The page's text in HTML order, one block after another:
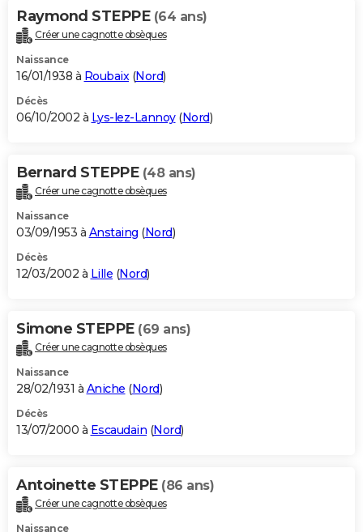
Raymond STEPPE (64 ans)
Créer une cagnotte obsèques
Naissance
16/01/1938 à Roubaix(Nord)
Décès
06/10/2002 à Lys-lez-Lannoy(Nord)
Bernard STEPPE (48 ans)
Créer une cagnotte obsèques
Naissance
03/09/1953 à Anstaing (Nord)
Décès
12/03/2002 à Lille (Nord)
Simone STEPPE (69 ans)
Créer une cagnotte obsèques
Naissance
28/02/1931 à Aniche (Nord)
Décès
13/07/2000 à Escaudain (Nord)
Antoinette STEPPE (86 ans)
Créer une cagnotte obsèques
Naissance